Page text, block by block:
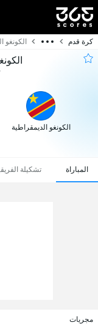
كرة قدم
الكونغو الديمقراطية
المباراة تشكيلة
مجريات